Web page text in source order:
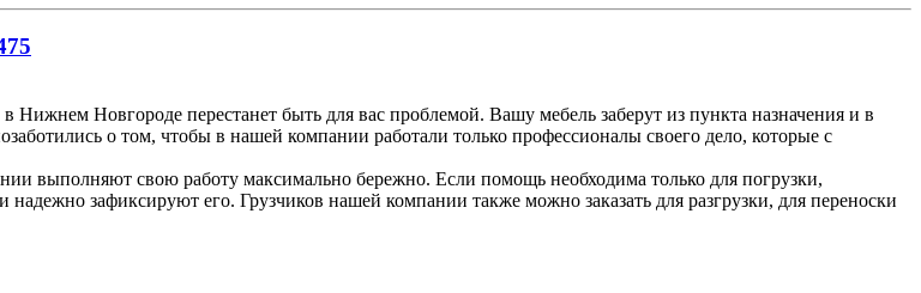
Нижнем Новгороде перестанет быть для вас проблемой. Вашу мебель заберут из пункта назначения и в
о том, чтобы в нашей компании работали только профессионалы своего дело, которые с
выполняют свою работу максимально бережно. Если помощь необходима только для погрузки,
зафиксируют его. Грузчиков нашей компании также можно заказать для разгрузки, для переноски